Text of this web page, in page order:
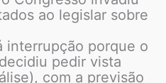
ao legislar sobre
interrupção porque o
pedir vista
com a previsão